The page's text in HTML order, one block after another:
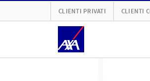
CLIENTI PRIVATI CLIENTI